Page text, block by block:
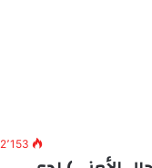
2٬153